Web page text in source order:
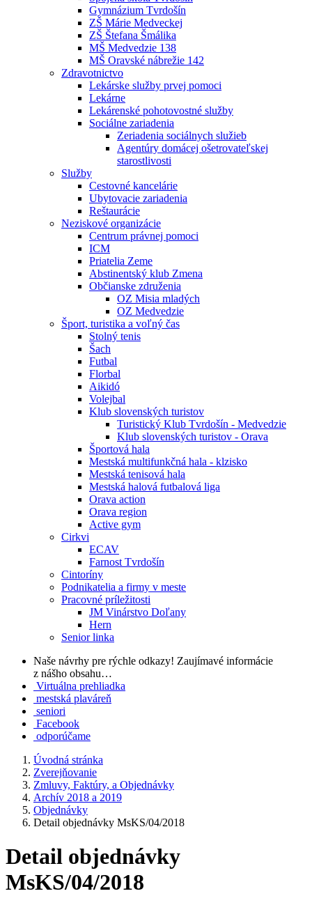
Gymnázium Tvrdošín
ZŠ Márie Medveckej
ZŠ Štefana Šmálika
MŠ Medvedzie 138
MŠ Oravské nábrežie 142
Zdravotnictvo
Lekárske služby prvej pomoci
Lekárne
Lekárenské pohotovostné služby
Sociálne zariadenia
Zeriadenia sociálnych služieb
Agentúry domácej ošetrovateľskej
starostlivosti
Služby
Cestovné kancelárie
Ubytovacie zariadenia
Reštaurácie
Neziskové organizácie
Centrum právnej pomoci
ICM
Priatelia Zeme
Abstinentský klub Zmena
Občianske združenia
OZ Misia mladých
OZ Medvedzie
Šport, turistika a voľný čas
Stolný tenis
Šach
Futbal
Florbal
Aikidó
Volejbal
Klub slovenských turistov
Turistický Klub Tvrdošín - Medvedzie
Klub slovenských turistov - Orava
Športová hala
Mestská multifunkčná hala - klzisko
Mestská tenisová hala
Mestská halová futbalová liga
Orava action
Orava region
Active gym
Cirkvi
ECAV
Farnost Tvrdošín
Cintoríny
Podnikatelia a firmy v meste
Pracovné príležitosti
JM Vinárstvo Doľany
Hern
Senior linka
Naše návrhy pre rýchle odkazy! Zaujímavé informácie
z nášho obsahu…
Virtuálna prehliadka
mestská plaváreň
seniori
Facebook
odporúčame
Úvodná stránka
Zverejňovanie
Zmluvy, Faktúry, a Objednávky
Archív 2018 a 2019
Objednávky
Detail objednávky MsKS/04/2018
Detail objednávky
MsKS/04/2018